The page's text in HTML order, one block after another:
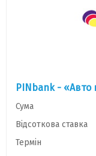
PINbank - «Авто
Сума
Відсоткова ставка
Термін